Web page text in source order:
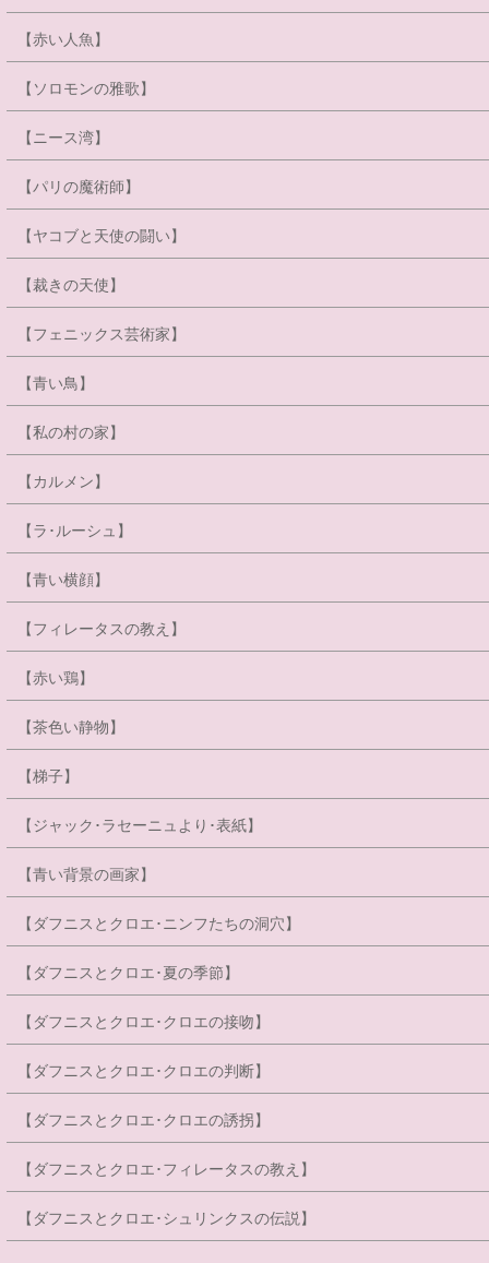
【赤い人魚】
【ソロモンの雅歌】
【ニース湾】
【パリの魔術師】
【ヤコブと天使の闘い】
【裁きの天使】
【フェニックス芸術家】
【青い鳥】
【私の村の家】
【カルメン】
【ラ･ルーシュ】
【青い横顔】
【フィレータスの教え】
【赤い鶏】
【茶色い静物】
【梯子】
【ジャック･ラセーニュより･表紙】
【青い背景の画家】
【ダフニスとクロエ･ニンフたちの洞穴】
【ダフニスとクロエ･夏の季節】
【ダフニスとクロエ･クロエの接吻】
【ダフニスとクロエ･クロエの判断】
【ダフニスとクロエ･クロエの誘拐】
【ダフニスとクロエ･フィレータスの教え】
【ダフニスとクロエ･シュリンクスの伝説】